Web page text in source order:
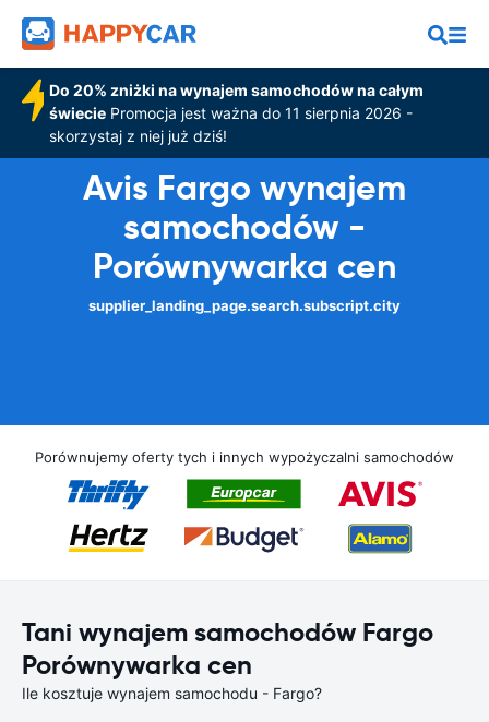
Do 20% zniżki na wynajem samochodów na całym
świeciePromocja jest ważna do 11 sierpnia 2026 -
skorzystaj z niej już dziś!
Avis Fargo wynajem
samochodów -
Porównywarka cen
supplier_landing_page.search.subscript.city
Porównujemy oferty tych i innych wypożyczalni samochodów
Tani wynajem samochodów Fargo
Porównywarka cen
Ile kosztuje wynajem samochodu - Fargo?